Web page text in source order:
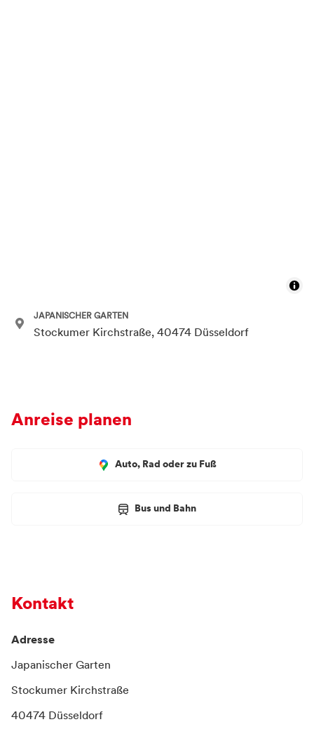
JAPANISCHER GARTEN
Stockumer Kirchstraße, 40474 Düsseldorf
Anreise planen
Auto, Rad oder zu Fuß
Bus und Bahn
Kontakt
Adresse
Japanischer Garten
Stockumer Kirchstraße
40474 Düsseldorf